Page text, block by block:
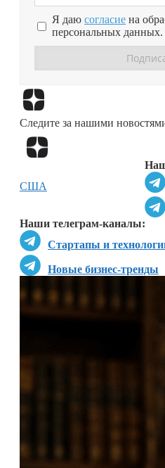
Я даю согласие на
персональных данных.
Следите за нашими
Наши телеграм-каналы:
Стартапы и
Новые бизнес-тренды
США